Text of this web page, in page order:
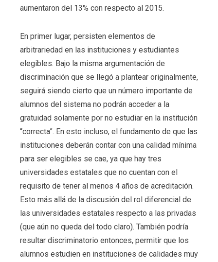
aumentaron del 13% con respecto al 2015.
En primer lugar, persisten elementos de
arbitrariedad en las instituciones y estudiantes
elegibles. Bajo la misma argumentación de
discriminación que se llegó a plantear originalmente,
seguirá siendo cierto que un número importante de
alumnos del sistema no podrán acceder a la
gratuidad solamente por no estudiar en la institución
“correcta”. En esto incluso, el fundamento de que las
instituciones deberán contar con una calidad mínima
para ser elegibles se cae, ya que hay tres
universidades estatales que no cuentan con el
requisito de tener al menos 4 años de acreditación.
Esto más allá de la discusión del rol diferencial de
las universidades estatales respecto a las privadas
(que aún no queda del todo claro). También podría
resultar discriminatorio entonces, permitir que los
alumnos estudien en instituciones de calidades muy